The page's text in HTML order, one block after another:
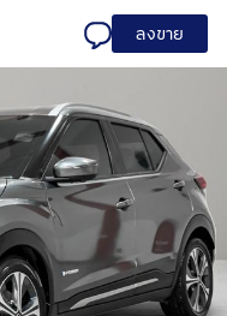
ลงขาย